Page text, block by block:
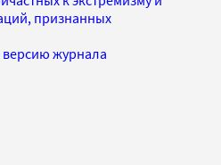
признанных
журнала